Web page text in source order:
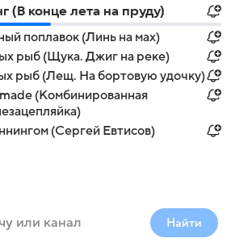
конце лета на пруду)
поплавок (Линь на мах)
рыб (Щука. Джиг на реке)
рыб (Лещ. На бортовую удочку)
(Комбинированная
(Сергей Евтисов)
Найти